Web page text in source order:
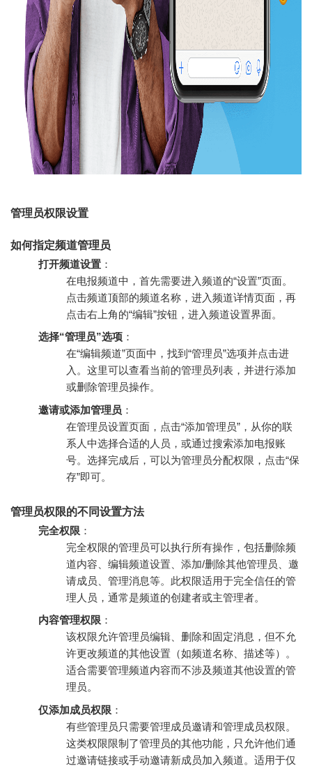
管理员权限设置
如何指定频道管理员
打开频道设置 ：
在电报频道中，首先需要进入频道的“设置”页面。
点击频道顶部的频道名称，进入频道详情页面，再
点击右上角的“编辑”按钮，进入频道设置界面。
选择“管理员”选项 ：
在“编辑频道”页面中，找到“管理员”选项并点击进
入。这里可以查看当前的管理员列表，并进行添加
或删除管理员操作。
邀请或添加管理员 ：
在管理员设置页面，点击“添加管理员”，从你的联
系人中选择合适的人员，或通过搜索添加电报账
号。选择完成后，可以为管理员分配权限，点击“保
存”即可。
管理员权限的不同设置方法
完全权限 ：
完全权限的管理员可以执行所有操作，包括删除频
道内容、编辑频道设置、添加/删除其他管理员、邀
请成员、管理消息等。此权限适用于完全信任的管
理人员，通常是频道的创建者或主管理者。
内容管理权限 ：
该权限允许管理员编辑、删除和固定消息，但不允
许更改频道的其他设置（如频道名称、描述等）。
适合需要管理频道内容而不涉及频道其他设置的管
理员。
仅添加成员权限 ：
有些管理员只需要管理成员邀请和管理成员权限。
这类权限限制了管理员的其他功能，只允许他们通
过邀请链接或手动邀请新成员加入频道。适用于仅